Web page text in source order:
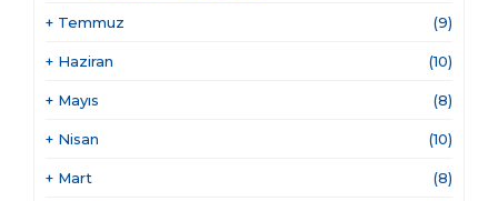
+ Temmuz (9)
+ Haziran (10)
+ Mayıs (8)
+ Nisan (10)
+ Mart (8)